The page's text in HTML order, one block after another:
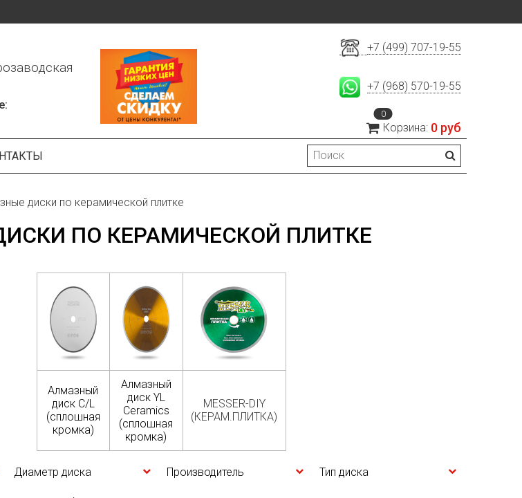
+7 (499) 707-19-55
+7 (968) 570-19-55
0
Корзина: 0 руб
диски по керамической плитке
ПО КЕРАМИЧЕСКОЙ ПЛИТКЕ
Алмазный
диск C/L
(сплошная
кромка)
Алмазный
диск YL
Ceramics
(сплошная
кромка)
MESSER-DIY
(КЕРАМ.ПЛИТКА)
Диаметр диска Производитель Тип диска